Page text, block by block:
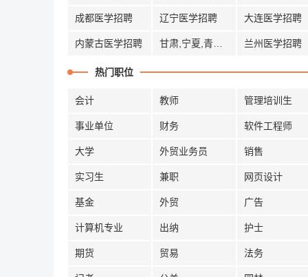
成都医学招聘 辽宁医学招聘 大连医学招聘
内蒙古医学招聘 兰州医学招聘
热门职位
会计 教师 管理培训生
事业单位 财务 软件工程师
大学 外贸业务员 销售
实习生 兼职 网页设计
基金 外贸 广告
计算机专业 出纳 护士
期货 贸易 法务